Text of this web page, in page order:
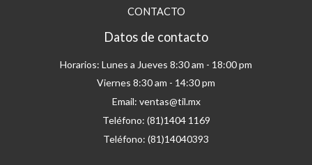
CONTACTO
Datos de contacto
Horarios: Lunes a Jueves 8:30 am - 18:00 pm
Viernes 8:30 am - 14:30 pm
Email: ventas@til.mx
Teléfono: (81)1404 1169
Teléfono: (81)14040393